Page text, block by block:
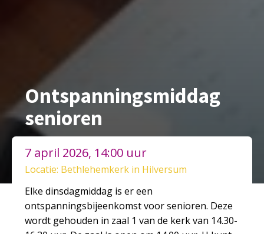
Ontspanningsmiddag
senioren
7 april 2026, 14:00 uur
Locatie: Bethlehemkerk in Hilversum
Elke dinsdagmiddag is er een
ontspanningsbijeenkomst voor senioren. Deze
wordt gehouden in zaal 1 van de kerk van 14.30-